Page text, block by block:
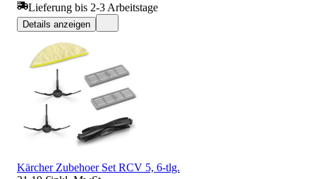
Lieferung bis 2-3 Arbeitstage
Details anzeigen
Kärcher Zubehoer Set RCV 5, 6-tlg.